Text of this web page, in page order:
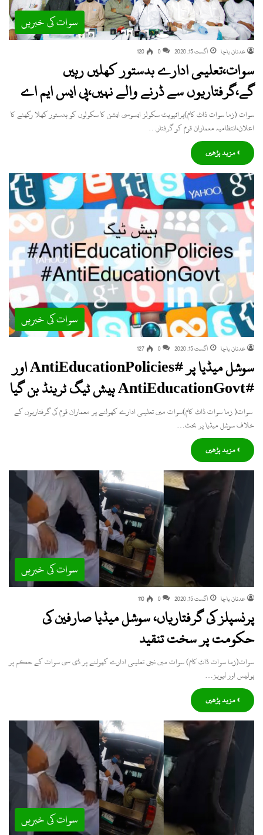
سوات کی خبریں
عدنان باچا اگست 15, 2020 0
120
سوات،تعلیمی ادارے بدستور کھلیں رہیں
گے،گرفتاریوں سے ڈرنے والے نہیں،پی ایس ایم اے
سوات (زما سوات ڈاٹ کام)پرائیویٹ سکولز ایسوسی ایشن کا سکولوں کو بدستور کھلا رکھنے کا
اعلان،انتظامیہ معماران قوم کو گرفتار…
» مزید پڑھیں
سوات کی خبریں
عدنان باچا اگست 15, 2020 0
127
سوشل میڈیا پر #AntiEducationPolicies اور
#AntiEducationGovt ہیش ٹیگ ٹرینڈ بن گیا
سوات( زما سوات ڈاٹ کام)سوات میں تعلیمی ادارے کھولنے پر معماران قوم کی گرفتاریوں کے
خلاف سوشل میڈیا پر بحث…
» مزید پڑھیں
سوات کی خبریں
عدنان باچا اگست 15, 2020 0
110
پرنسپلز کی گرفتاریاں، سوشل میڈیا صارفین کی
حکومت پر سخت تنقید
سوات(زما سوات ڈاٹ کام) سوات میں نجی تعلیمی ادارے کھولنے پر ڈی سی سوات کے حکم پر
پولیس اور لیویز…
» مزید پڑھیں
سوات کی خبریں